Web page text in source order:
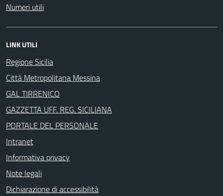
Numeri utili
LINK UTILI
Regione Sicilia
Città Metropolitana Messina
GAL TIRRENICO
GAZZETTA UFF. REG. SICILIANA
PORTALE DEL PERSONALE
Intranet
Informativa privacy
Note legali
Dichiarazione di accessibilità